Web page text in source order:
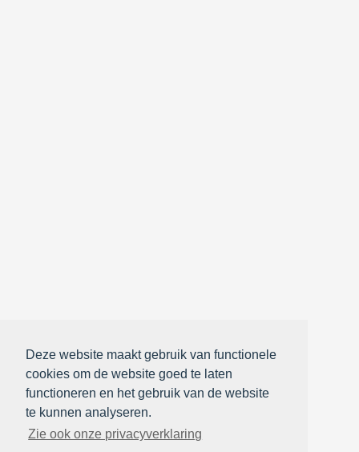
Deze website maakt gebruik van functionele
cookies om de website goed te laten
functioneren en het gebruik van de website
te kunnen analyseren.
Zie ook onze privacyverklaring